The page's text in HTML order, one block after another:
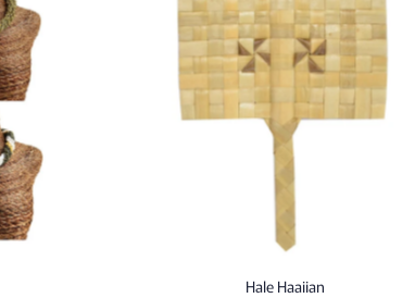
Hale Haaiian